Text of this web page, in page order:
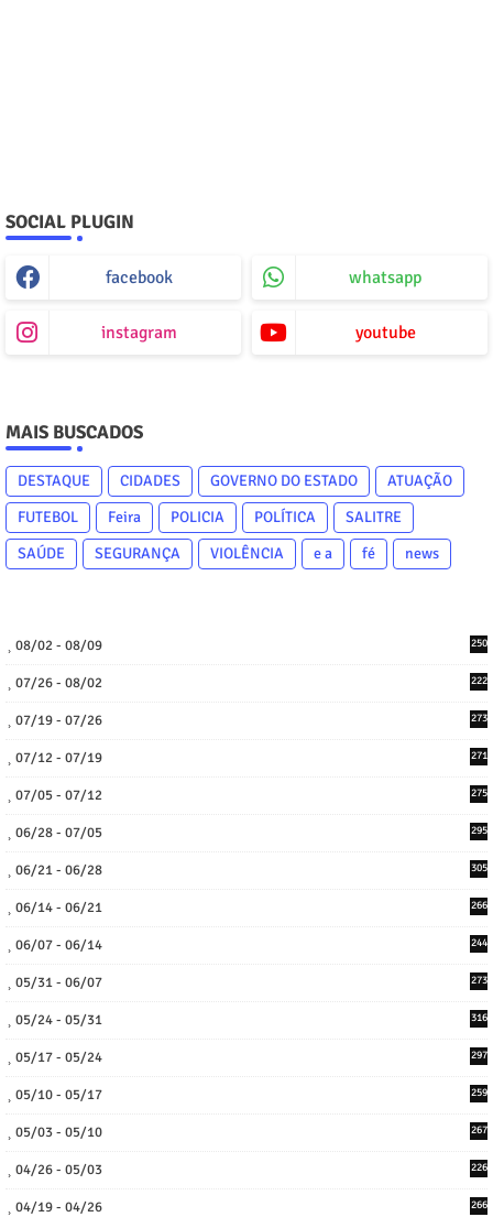
SOCIAL PLUGIN
facebook whatsapp
instagram youtube
MAIS BUSCADOS
DESTAQUE CIDADES GOVERNO DO ESTADO
ATUAÇÃO
FUTEBOL
Feira POLICIA POLÍTICA
SALITRE
SAÚDE
SEGURANÇA VIOLÊNCIA e a fé news
08/02 - 08/09 250
07/26 - 08/02 222
07/19 - 07/26 273
07/12 - 07/19 271
07/05 - 07/12 275
06/28 - 07/05 295
06/21 - 06/28 305
06/14 - 06/21 266
06/07 - 06/14 244
05/31 - 06/07 273
05/24 - 05/31 316
05/17 - 05/24 297
05/10 - 05/17 259
05/03 - 05/10 267
04/26 - 05/03 226
04/19 - 04/26 266